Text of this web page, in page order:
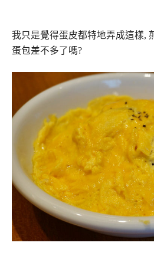
我只是覺得蛋皮都特地弄成這樣,
蛋包差不多了嗎?